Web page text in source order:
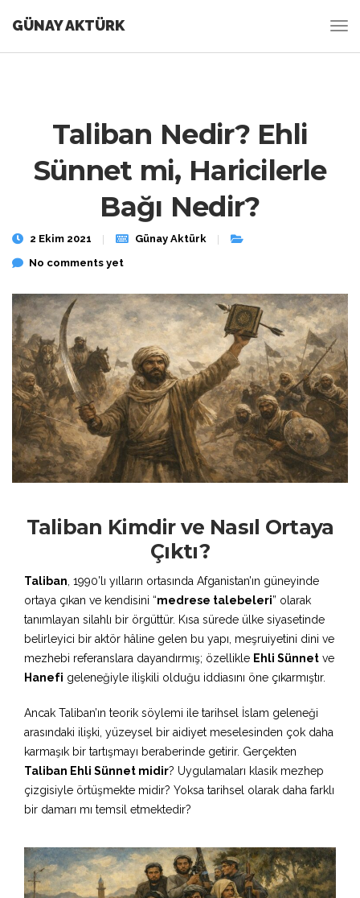
GÜNAY AKTÜRK
Taliban Nedir? Ehli
Sünnet mi, Haricilerle
Bağı Nedir?
2 Ekim 2021
Günay Aktürk
No comments yet
Taliban Kimdir ve Nasıl Ortaya
Çıktı?
Taliban , 1990’lı yılların ortasında Afganistan’ın güneyinde
ortaya çıkan ve kendisini “medrese talebeleri” olarak
tanımlayan silahlı bir örgüttür. Kısa sürede ülke siyasetinde
belirleyici bir aktör hâline gelen bu yapı, meşruiyetini dini ve
mezhebi referanslara dayandırmış; özellikle Ehli Sünnet ve
Hanefi geleneğiyle ilişkili olduğu iddiasını öne çıkarmıştır.
Ancak Taliban’ın teorik söylemi ile tarihsel İslam geleneği
arasındaki ilişki, yüzeysel bir aidiyet meselesinden çok daha
karmaşık bir tartışmayı beraberinde getirir. Gerçekten
Taliban Ehli Sünnet midir? Uygulamaları klasik mezhep
çizgisiyle örtüşmekte midir? Yoksa tarihsel olarak daha farklı
bir damarı mı temsil etmektedir?